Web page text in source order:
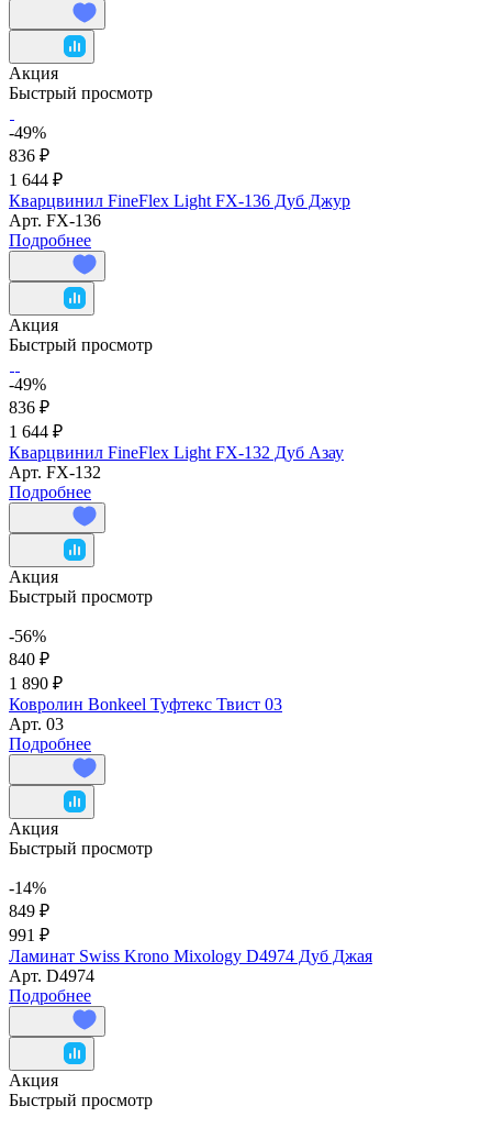
Акция
Быстрый просмотр
-49%
836 ₽
1 644 ₽
Кварцвинил FineFlex Light FX-136 Дуб Джур
Арт. FX-136
Подробнее
Акция
Быстрый просмотр
-49%
836 ₽
1 644 ₽
Кварцвинил FineFlex Light FX-132 Дуб Азау
Арт. FX-132
Подробнее
Акция
Быстрый просмотр
-56%
840 ₽
1 890 ₽
Ковролин Bonkeel Туфтекс Твист 03
Арт. 03
Подробнее
Акция
Быстрый просмотр
-14%
849 ₽
991 ₽
Ламинат Swiss Krono Mixology D4974 Дуб Джая
Арт. D4974
Подробнее
Акция
Быстрый просмотр